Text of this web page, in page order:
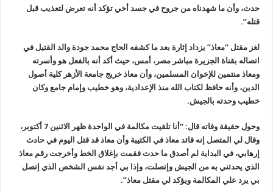
حدث، وأن ما شهدناه من جروح في جسد أخي تؤكد أنه تعرض لتعذيب قبل
قتله”.
لغز مقتل “معاذ” يزداد إثارة بعد ما كشفه الحاج محمد جودة والد القتيل في
اتصاله بقناة الجزيرة مباشر مصر، أمس، حيث أكد أنه بالفعل هو وأسرته
ومعاذ منتمين للإخوان المسلمين، وأن معاذ خريج جامعة الأزهر كلية أصول
الدين، وأنه حافظ لكتاب الله منذ الإعدادية، وهو خطيب وإمام جامع وكان
خطيب وحدته بالجيش.
وحول حقيقة وفاته قال: “أنا تلقيت مكالمة في الواحدة ظهر الاثنين 7 أكتوبر،
وقال لي المتصل إنه قائد معاذ في الكتيبة وأن معاذ قد قتل اليوم في حادث
إرهابي، في البداية لم أصدق ما حدث فقمت بإغلاق الخط وأخرجت رقم معاذ
الذي يحدثني به من الجيش وإتصلت، وإذا بي أجد نفس الشخص الذي إتصل
بي يرد علي المكالمة ويؤكد لي مقتل معاذ”.